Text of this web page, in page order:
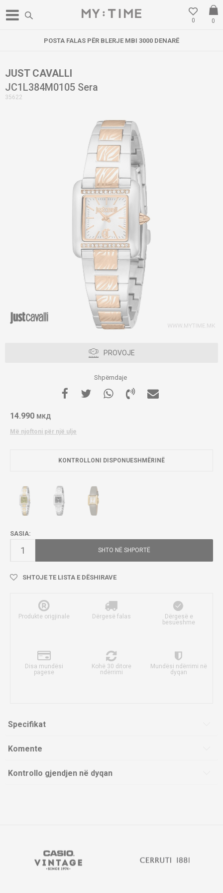
0
0
POSTA FALAS PËR BLERJE MBI 3000 DENARË
JUST CAVALLI
JC1L384M0105 Sera
35622
PROVOJE
Shpërndaje
14.990 МКД
Më njoftoni për një ulje
KONTROLLONI DISPONUESHMËRINË
SASIA:
SHTO NË SHPORTË
SHTOJE TE LISTA E DËSHIRAVE
Produkte origjinale Dërgesë falas
Dërgesë e
besueshme
Disa mundësi
pagese
Kohë 30 ditore
ndërrimi
Mundësi ndërrimi në
dyqan
Specifikat
Komente
Kontrollo gjendjen në dyqan